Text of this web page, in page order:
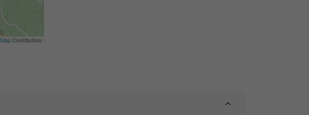
Contributors